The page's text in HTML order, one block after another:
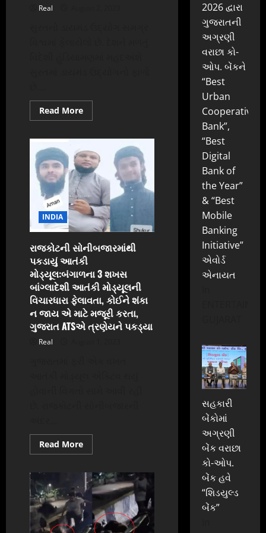
Real
Read MoreRead
more
આમંત્રણ
આપવા
રવાના:સુરતમાં
વિશ્વની
સૌથી
મોટી
ઓફિસ
બિલ્ડિંગ
ડાયમંડ
બુર્સના
ઓપનિંગ
માટે
કમિટી
દિલ્હી
રવાના,
8
હોદ્દેદારો
બપોરે
2
વાગ્યે
વડાપ્રધાન
સાથે
મુલાકાત
INDIA
રાજકોટની સોનીબજારમાંથી
પકડાયું આતંકી
મોડ્યૂલ:બંગાળના 3 શખસ
બાંગ્લાદેશી આતંકી મોડ્યૂલની
વિચારધારા ફેલાવતા, કોઈને શંકા
ન જાય એ માટે મજૂરી કરતા,
ગુજરાત ATSએ ત્રણેયને પકડ્યા
Real
Read MoreRead
more
સોનીબજારમાંથી
પકડાયું
આતંકી
મોડ્યૂલ:બંગાળના
3
શખસ
બાંગ્લાદેશી
2026 દ્વારા
ગુજરાતની
અગ્રણી
વરાછા કો-
ઓપ. બેંકને
“Best
Urban
Cooperative
Bank”,
“Best
Digital
Bank of
the Year”
& “Best
Mobile
Banking
Initiative”
એવોર્ડ
એનાયત
સહકારી
બેંકોમાં
અગ્રણી
બેંક વરાછા
કો-ઓપ.
બેંક હવે
“શિડયુલ્ડ
બેંક”